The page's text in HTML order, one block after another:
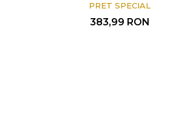
PRET SPECIAL
383,99 RON